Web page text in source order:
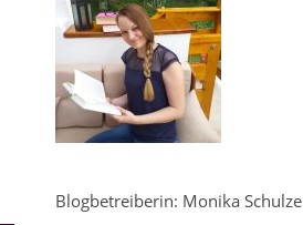
Blogbetreiberin: Monika Schulze